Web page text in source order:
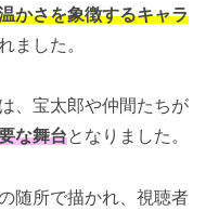
かさを象徴するキャラ
ました。
、宝太郎や仲間たちが
な舞台となりました。
随所で描かれ、視聴者